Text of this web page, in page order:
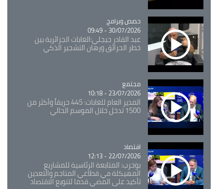
Catégorie
حصص وبرامج
30/07/2026 - 09:49
عبد القادر جيجلي:الغابات الجزائرية بين
خطر الحرائق ورهان التشجير الذكي
Catégorie
مجتمع
23/07/2026 - 10:18
المدير العام للغابات: 445 حريقاً وأكثر من
1500 تدخل خلال الموسم الحالي
Catégorie
اقتصاد
22/07/2026 - 12:13
بوحرب: المتابعة الرئاسية للمشاريع
المهيكلة في قطاعي المناجم والتعدين
تأكيد على المضي قدما لتنويع الاقتصاد